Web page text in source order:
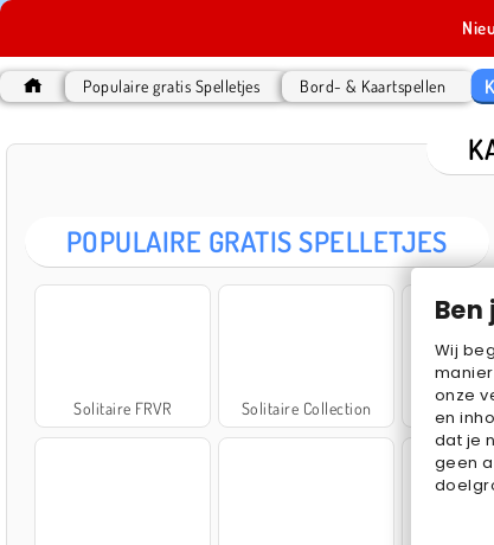
Ben
Wij
onze
en
dat je
geen
Populaire gratis Spelletjes Bord- & Kaartspellen
POPULAIRE GRATIS SPELLETJES
Solitaire FRVR Solitaire Collection Mahjong